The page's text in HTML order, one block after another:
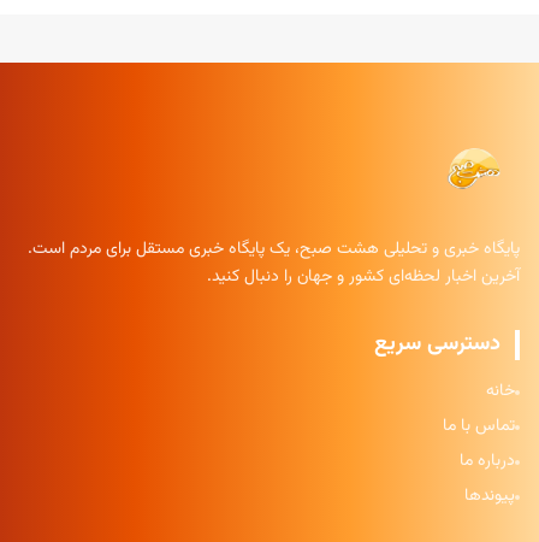
پایگاه خبری و تحلیلی هشت صبح، یک پایگاه خبری مستقل برای مردم است.
آخرین اخبار لحظه‌ای کشور و جهان را دنبال کنید.
دسترسی سریع
خانه
تماس با ما
درباره ما
پیوندها